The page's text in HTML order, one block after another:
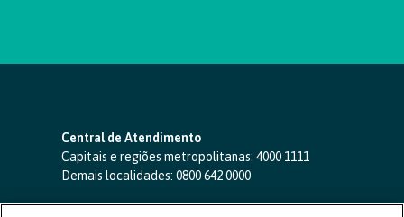
Central de Atendimento
Capitais e regiões metropolitanas: 4000 1111
Demais localidades: 0800 642 0000
SAC 24 horas-0800 724 4420